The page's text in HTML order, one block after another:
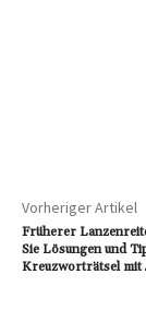
Vorheriger Artikel
Früherer
Sie Lösungen und
Kreuzworträtsel mit